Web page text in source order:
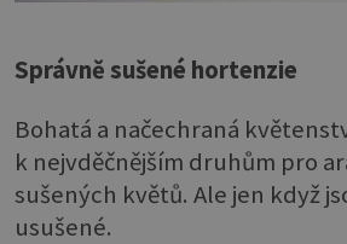
Správně sušené hortenzie
Bohatá a načechraná
k nejvděčnějším druhům pro
sušených květů. Ale jen když
usušené.